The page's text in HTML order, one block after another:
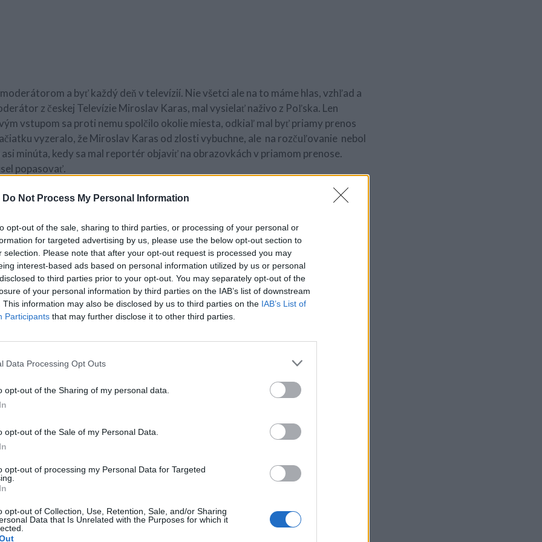
Do Not Process My Personal Information
opt-out of the sale, sharing to third parties, or processing of your personal or
for targeted advertising by us, please use the below opt-out section to
selection. Please note that after your opt-out request is processed you may
interest-based ads based on personal information utilized by us or personal
to third parties prior to your opt-out. You may separately opt-out of the
of your personal information by third parties on the IAB’s list of downstream
This information may also be disclosed by us to third parties on the IAB’s List of
Participants that may further disclose it to other third parties.
Data Processing Opt Outs
opt-out of the Sharing of my personal data.
opt-out of the Sale of my Personal Data.
opt-out of processing my Personal Data for Targeted
opt-out of Collection, Use, Retention, Sale, and/or Sharing
Data that Is Unrelated with the Purposes for which it
a byť každý deň v televízií. Nie všetci ale na to máme hlas, vzhľad a
z českej Televízie Miroslav Karas, mal vysielať naživo z Poľska. Len
vstupom sa proti nemu spolčilo okolie miesta, odkiaľ mal byť priamy prenos
vyzeralo, že Miroslav Karas od zlosti vybuchne, ale na rozčuľovanie nebol
minúta, kedy sa mal reportér objaviť na obrazovkách v priamom prenose.
popasovať.
Prečítajte si aj